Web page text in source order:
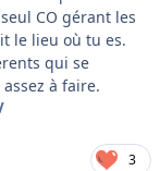
CO gérant les
le lieu où tu es.
qui se
à faire.
3